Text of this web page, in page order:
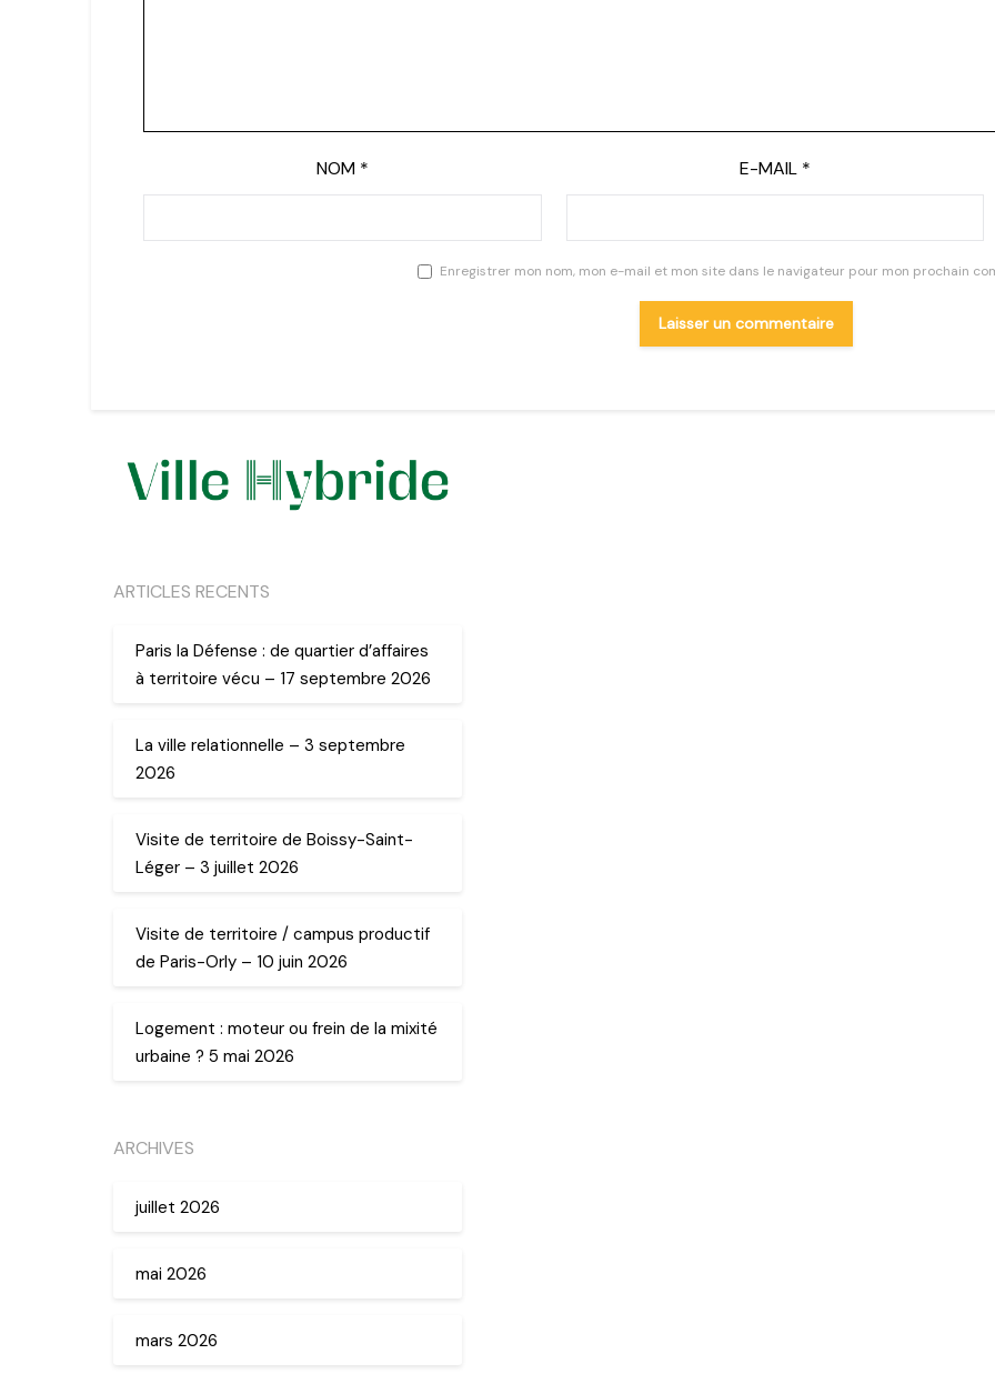
NOM * E-MAIL *
Enregistrer mon nom, mon e-mail et mon site dans le navigateur pour mon prochain
ARTICLES RECENTS
Paris la Défense : de quartier d’affaires
à territoire vécu – 17 septembre 2026
La ville relationnelle – 3 septembre
2026
Visite de territoire de Boissy-Saint-
Léger – 3 juillet 2026
Visite de territoire / campus productif
de Paris-Orly – 10 juin 2026
Logement : moteur ou frein de la mixité
urbaine ? 5 mai 2026
ARCHIVES
juillet 2026
mai 2026
mars 2026